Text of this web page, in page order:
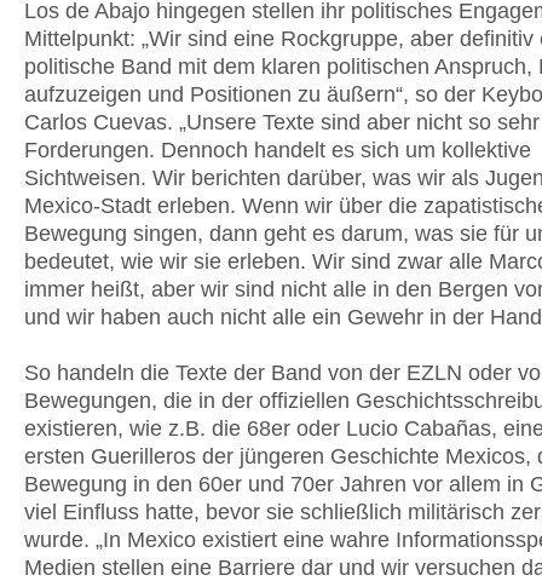
Los de Abajo hingegen stellen ihr politisches
Mittelpunkt: „Wir sind eine Rockgruppe, aber definitiv
politische Band mit dem klaren politischen Anspruch,
aufzuzeigen und Positionen zu äußern“, so der
Carlos Cuevas. „Unsere Texte sind aber nicht so
Forderungen. Dennoch handelt es sich um kollektive
Sichtweisen. Wir berichten darüber, was wir als
Mexico-Stadt erleben. Wenn wir über die
Bewegung singen, dann geht es darum, was sie für
bedeutet, wie wir sie erleben. Wir sind zwar alle
immer heißt, aber wir sind nicht alle in den Bergen
und wir haben auch nicht alle ein Gewehr in der
So handeln die Texte der Band von der EZLN oder
Bewegungen, die in der offiziellen
exis­tieren, wie z.B. die 68er oder Lucio Cabañas,
ersten Guerilleros der jüngeren Geschichte Mexicos,
Bewegung in den 60er und 70er Jahren vor allem in
viel Einfluss hatte, bevor sie schließlich militärisch
wurde. „In Mexico existiert eine wahre
Medien stellen eine Barriere dar und wir versuchen